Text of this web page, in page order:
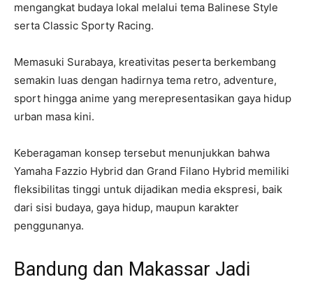
mengangkat budaya lokal melalui tema Balinese Style
serta Classic Sporty Racing.
Memasuki Surabaya, kreativitas peserta berkembang
semakin luas dengan hadirnya tema retro, adventure,
sport hingga anime yang merepresentasikan gaya hidup
urban masa kini.
Keberagaman konsep tersebut menunjukkan bahwa
Yamaha Fazzio Hybrid dan Grand Filano Hybrid memiliki
fleksibilitas tinggi untuk dijadikan media ekspresi, baik
dari sisi budaya, gaya hidup, maupun karakter
penggunanya.
Bandung dan Makassar Jadi